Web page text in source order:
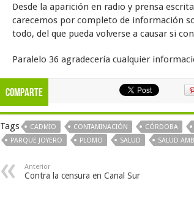
Desde la aparición en radio y prensa
carecemos por completo de información
todo, del que pueda volverse a causar si
Paralelo 36 agradecería cualquier
Comparte
Tags CADMIO CONTAMINACIÓN CÓRDOBA
PARQUE JOYERO
PLOMO SALUD SALUD
Anterior
Contra la censura en Canal Sur